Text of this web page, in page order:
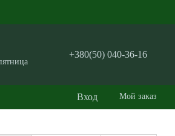
+380(50) 040-36-16
Вход Мой заказ